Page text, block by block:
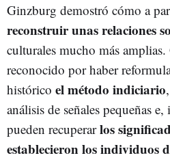
Ginzburg demostró cómo a
reconstruir unas relaciones
culturales mucho más
reconocido por haber
histórico el método indiciario
análisis de señales pequeñas
pueden recuperarlos
establecieron los individuos